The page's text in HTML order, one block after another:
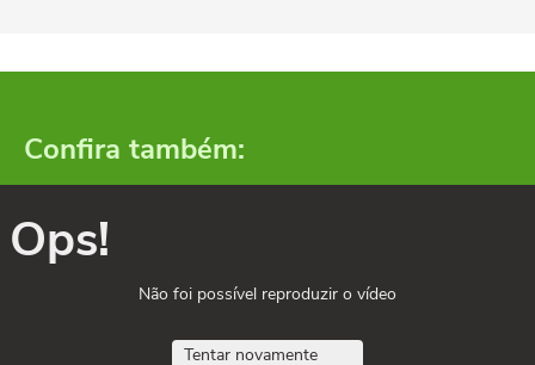
Confira também:
Ops!
Não foi possível reproduzir o vídeo
Tentar novamente